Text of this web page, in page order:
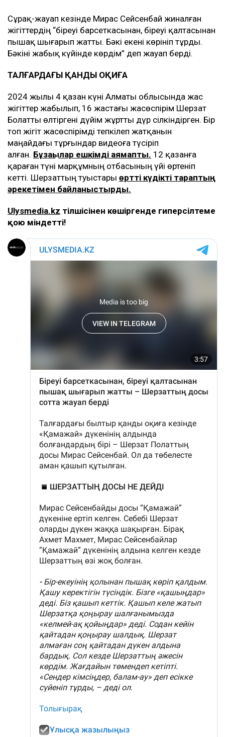
Сұрақ-жауап кезінде Мирас Сейсенбай жиналған
жігіттердің “біреуі барсеткасынан, біреуі қалтасынан
пышақ шығарып жатты. Бәкі екені көрініп тұрды.
Бәкіні жабық күйінде көрдім” деп жауап берді.
ТАЛҒАРДАҒЫ ҚАНДЫ ОҚИҒА
2024 жылы 4 қазан күні Алматы облысында жас
жігіттер жабылып, 16 жастағы жасөспірім Шерзат
Болатты өлтіргені дүйім жұртты дүр сілкіндірген. Бір
топ жігіт жасөспірімді тепкілеп жатқанын
маңайдағы тұрғындар видеоға түсіріп
алған. Бұзақылар ешкімді аямапты. 12 қазанға
қараған түні марқұмның отбасының үйі өртеніп
кетті. Шерзаттың туыстары өртті күдікті тараптың
әрекетімен байланыстырды.
Ulysmedia.kz тілшісінен көшіргенде гиперсілтеме
қою міндетті!